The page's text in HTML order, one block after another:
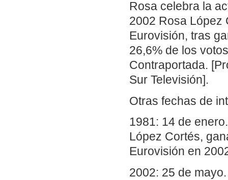
Rosa celebra la
2002 Rosa López
Eurovisión, tras
26,6% de los
Contraportada.
Sur Televisión].
Otras fechas de
1981: 14 de
López Cortés,
Eurovisión en
2002: 25 de